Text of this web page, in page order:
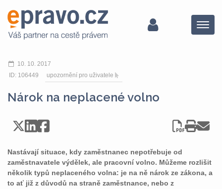
Menu
10. 10. 2017
ID: 106449
upozornění pro uživatele
Nárok na neplacené volno
Nastávají situace, kdy zaměstnanec nepotřebuje od
zaměstnavatele výdělek, ale pracovní volno. Můžeme rozlišit
několik typů neplaceného volna: je na ně nárok ze zákona, a
to ať již z důvodů na straně zaměstnance, nebo z